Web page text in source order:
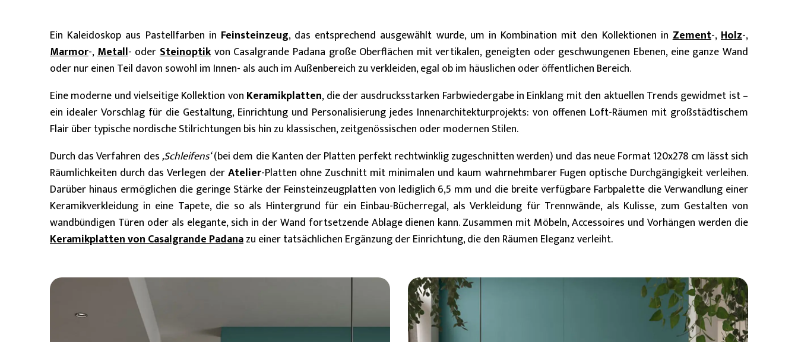
Ein Kaleidoskop aus Pastellfarben in Feinsteinzeug, das entsprechend ausgewählt wurde, um in Kombination mit den Kollektionen inZement-,Holz-,
Marmor-,Metall- oder Steinoptikvon Casalgrande Padana große Oberflächen mit vertikalen, geneigten oder geschwungenen Ebenen, eine ganze Wand
oder nur einen Teil davon sowohl im Innen- als auch im Außenbereich zu verkleiden, egal ob im häuslichen oder öffentlichen Bereich.
Eine moderne und vielseitige Kollektion von Keramikplatten, die der ausdrucksstarken Farbwiedergabe in Einklang mit den aktuellen Trends gewidmet ist –
ein idealer Vorschlag für die Gestaltung, Einrichtung und Personalisierung jedes Innenarchitekturprojekts: von offenen Loft-Räumen mit großstädtischem
Flair über typische nordische Stilrichtungen bis hin zu klassischen, zeitgenössischen oder modernen Stilen.
Durch das Verfahren des‚Schleifens‘(bei dem die Kanten der Platten perfekt rechtwinklig zugeschnitten werden) und das neue Format 120x278 cm lässt sich
Räumlichkeiten durch das Verlegen derAtelier-Platten ohne Zuschnitt mit minimalen und kaum wahrnehmbarer Fugen optische Durchgängigkeit verleihen.
Darüber hinaus ermöglichen die geringe Stärke der Feinsteinzeugplatten von lediglich 6,5 mm und die breite verfügbare Farbpalette die Verwandlung einer
Keramikverkleidung in eine Tapete, die so als Hintergrund für ein Einbau-Bücherregal, als Verkleidung für Trennwände, als Kulisse, zum Gestalten von
wandbündigen Türen oder als elegante, sich in der Wand fortsetzende Ablage dienen kann. Zusammen mit Möbeln, Accessoires und Vorhängen werden die
Keramikplatten von Casalgrande Padanazu einer tatsächlichen Ergänzung der Einrichtung, die den Räumen Eleganz verleiht.